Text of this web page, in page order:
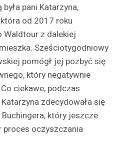
pani Katarzyna,
od 2017 roku
Waldtour z dalekiej
Sześciotygodniowy
pomógł jej pozbyć się
który negatywnie
ciekawe, podczas
zdecydowała się
który jeszcze
proces oczyszczania